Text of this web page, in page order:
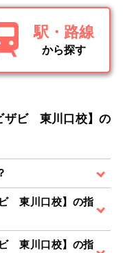
駅・路線
から探す
ザビ 東川口校】の
東川口校】の指
東川口校】の指